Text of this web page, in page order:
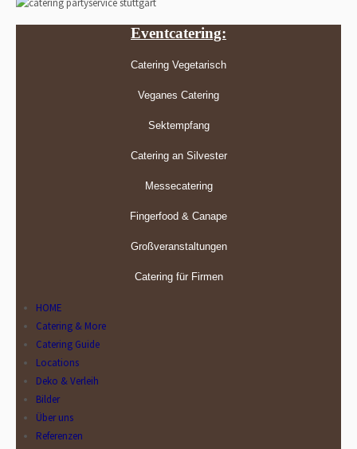
Eventcatering:
Catering Vegetarisch
Veganes Catering
Sektempfang
Catering an Silvester
Messecatering
Fingerfood & Canape
Großveranstaltungen
Catering für Firmen
HOME
Catering & More
Catering Guide
Locations
Deko & Verleih
Bilder
Über uns
Referenzen